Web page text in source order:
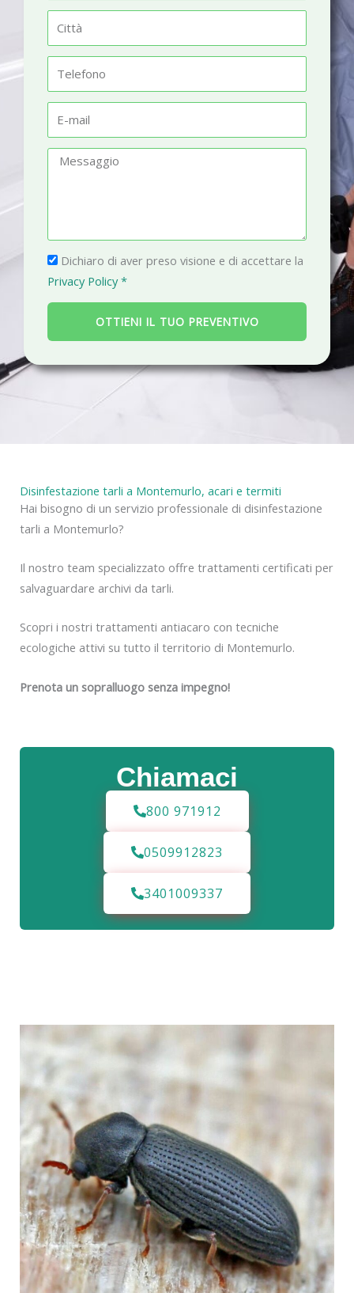
m
t
à
l
fm
a
g
g
i
P
r
i
a
c
Dichiaro di aver preso visione e di accettare la
Privacy Policy *
OTTIENI IL TUO PREVENTIVO
Chiamaci
800 971912
0509912823
3401009337
Disinfestazione tarli a Montemurlo, acari e termiti
Hai bisogno di un servizio professionale di disinfestazione
tarli a Montemurlo?
Il nostro team specializzato offre trattamenti certificati per
salvaguardare archivi da tarli.
Scopri i nostri trattamenti antiacaro con tecniche
ecologiche attivi su tutto il territorio di Montemurlo.
Prenota un sopralluogo senza impegno!